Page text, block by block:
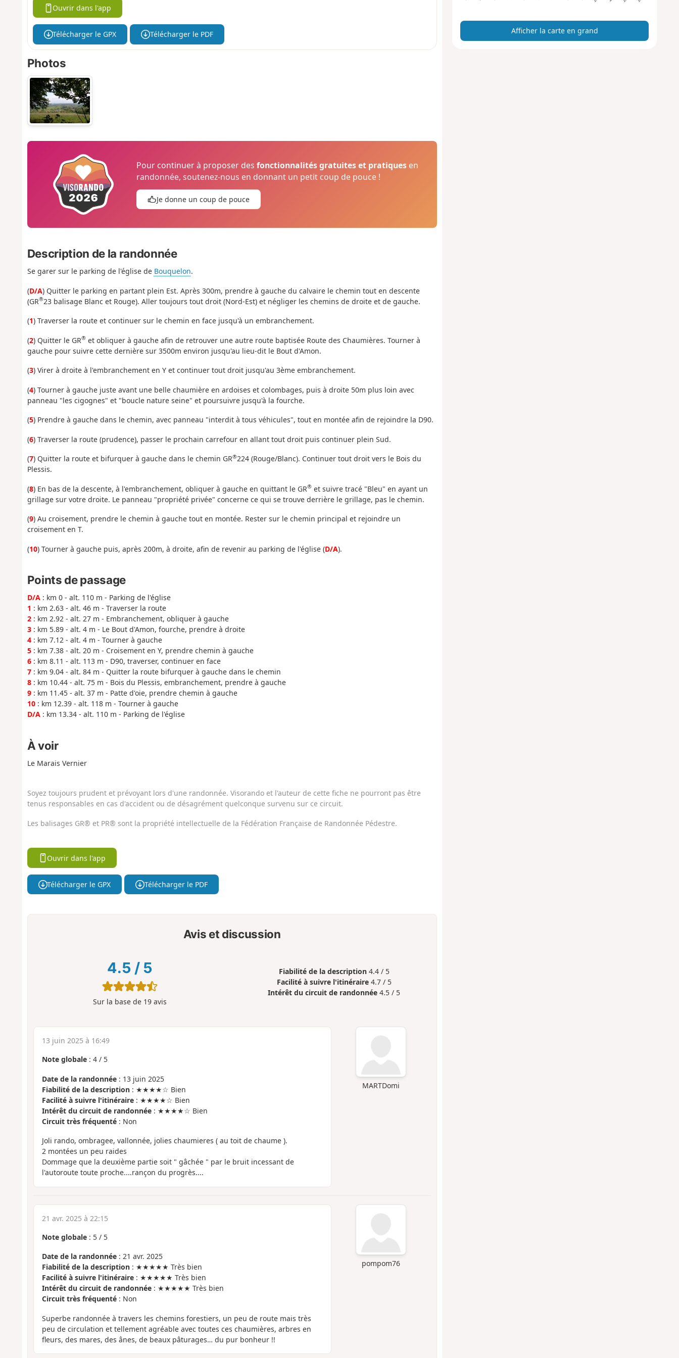
Ouvrir dans l'app
Télécharger le GPX Télécharger le PDF
Photos
Pour continuer à proposer desfonctionnalités gratuites et pratiques en
randonnée, soutenez-nous en donnant un petit coup de pouce !
Je donne un coup de pouce
Description de la randonnée
Se garer sur le parking de l'église de Bouquelon.
(D/A) Quitter le parking en partant plein Est. Après 300m, prendre à gauche du calvaire le chemin tout en descente
(GR®23 balisage Blanc et Rouge). Aller toujours tout droit (Nord-Est) et négliger les chemins de droite et de gauche.
(1) Traverser la route et continuer sur le chemin en face jusqu'à un embranchement.
(2) Quitter le GR®et obliquer à gauche afin de retrouver une autre route baptisée Route des Chaumières. Tourner à
gauche pour suivre cette dernière sur 3500m environ jusqu'au lieu-dit le Bout d'Amon.
(3) Virer à droite à l'embranchement en Y et continuer tout droit jusqu'au 3ème embranchement.
(4) Tourner à gauche juste avant une belle chaumière en ardoises et colombages, puis à droite 50m plus loin avec
panneau "les cigognes" et "boucle nature seine" et poursuivre jusqu'à la fourche.
(5) Prendre à gauche dans le chemin, avec panneau "interdit à tous véhicules", tout en montée afin de rejoindre la D90.
(6) Traverser la route (prudence), passer le prochain carrefour en allant tout droit puis continuer plein Sud.
(7) Quitter la route et bifurquer à gauche dans le chemin GR®224 (Rouge/Blanc). Continuer tout droit vers le Bois du
Plessis.
(8) En bas de la descente, à l'embranchement, obliquer à gauche en quittant le GR®et suivre tracé "Bleu" en ayant un
grillage sur votre droite. Le panneau "propriété privée" concerne ce qui se trouve derrière le grillage, pas le chemin.
(9) Au croisement, prendre le chemin à gauche tout en montée. Rester sur le chemin principal et rejoindre un
croisement en T.
(10) Tourner à gauche puis, après 200m, à droite, afin de revenir au parking de l'église (D/A).
Points de passage
D/A: km 0 - alt. 110 m - Parking de l'église
1 : km 2.63 - alt. 46 m - Traverser la route
2: km 2.92 - alt. 27 m - Embranchement, obliquer à gauche
3: km 5.89 - alt. 4 m - Le Bout d'Amon, fourche, prendre à droite
4: km 7.12 - alt. 4 m - Tourner à gauche
5: km 7.38 - alt. 20 m - Croisement en Y, prendre chemin à gauche
6: km 8.11 - alt. 113 m - D90, traverser, continuer en face
7: km 9.04 - alt. 84 m - Quitter la route bifurquer à gauche dans le chemin
8: km 10.44 - alt. 75 m - Bois du Plessis, embranchement, prendre à gauche
9: km 11.45 - alt. 37 m - Patte d'oie, prendre chemin à gauche
10: km 12.39 - alt. 118 m - Tourner à gauche
D/A: km 13.34 - alt. 110 m - Parking de l'église
À voir
Le Marais Vernier
Soyez toujours prudent et prévoyant lors d'une randonnée. Visorando et l'auteur de cette fiche ne pourront pas être
tenus responsables en cas d'accident ou de désagrément quelconque survenu sur ce circuit.
Les balisages GR® et PR® sont la propriété intellectuelle de la Fédération Française de Randonnée Pédestre.
Ouvrir dans l'app
Télécharger le GPX Télécharger le PDF
Avis et discussion
4.5 / 5
Sur la base de 19avis
Fiabilité de la description 4.4 / 5
Facilité à suivre l'itinéraire 4.7 / 5
Intérêt du circuit de randonnée 4.5 / 5
MARTDomi
13 juin 2025 à 16:49
Note globale: 4/ 5
Date de la randonnée: 13 juin 2025
Fiabilité de la description: ★★★★☆ Bien
Facilité à suivre l'itinéraire: ★★★★☆ Bien
Intérêt du circuit de randonnée: ★★★★☆ Bien
Circuit très fréquenté: Non
Joli rando, ombragee, vallonnée, jolies chaumieres ( au toit de chaume ).
2 montées un peu raides
Dommage que la deuxième partie soit " gâchée " par le bruit incessant de
l'autoroute toute proche....rançon du progrès....
pompom76
21 avr. 2025 à 22:15
Note globale: 5/ 5
Date de la randonnée: 21 avr. 2025
Fiabilité de la description: ★★★★★ Très bien
Facilité à suivre l'itinéraire: ★★★★★ Très bien
Intérêt du circuit de randonnée: ★★★★★ Très bien
Circuit très fréquenté: Non
Superbe randonnée à travers les chemins forestiers, un peu de route mais très
peu de circulation et tellement agréable avec toutes ces chaumières, arbres en
fleurs, des mares, des ânes, de beaux pâturages… du pur bonheur !!
r
t
e
Afficher la carte en grand